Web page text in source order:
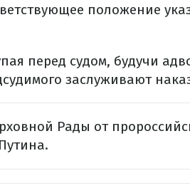
положение
перед судом, будучи
заслуживают
Рады от